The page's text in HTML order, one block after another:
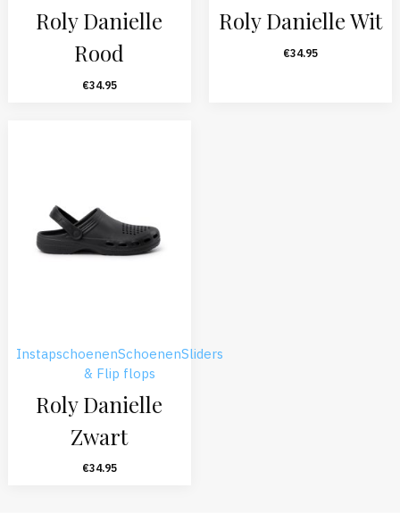
Roly Danielle
Rood
€34.95
Roly Danielle Wit
€34.95
InstapschoenenSchoenenSliders
& Flip flops
Roly Danielle
Zwart
€34.95